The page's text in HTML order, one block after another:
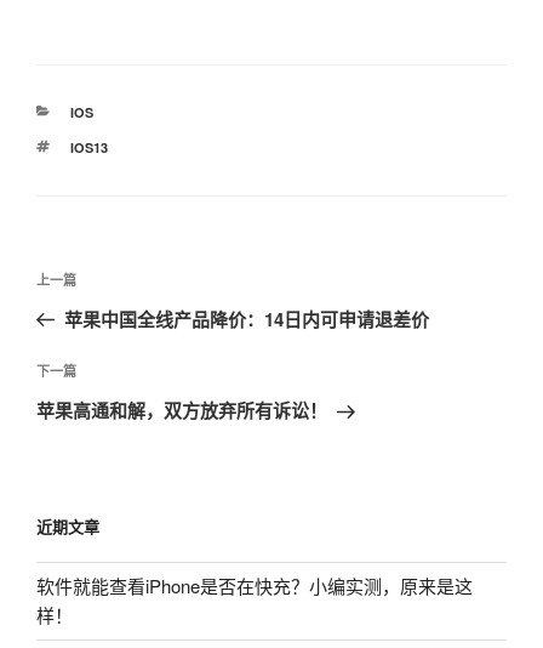
分
IOS
标
IOS13
文
导
航
上
一
文
章
上一篇
苹果中国全线产品降价：14日内可申请退差价
下
一
下一篇
苹果高通和解，双方放弃所有诉讼！
近期文章
软件就能查看iPhone是否在快充？小编实测，原来是这
样！